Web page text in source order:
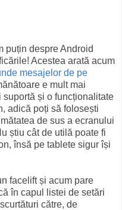
puțin despre Android
Acestea arată acum
mesajelor de pe
e mult mai
și o funcționalitate
adică poți să folosești
de sus a ecranului
știu cât de utilă poate fi
însă pe tablete sigur își
facelift și acum pare
în capul listei de setări
către, de